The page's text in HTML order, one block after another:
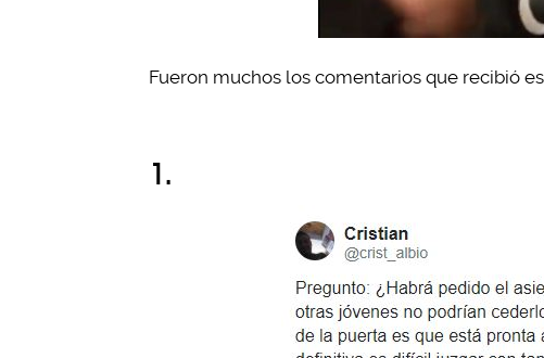
Fueron muchos los comentarios que recibió
1.